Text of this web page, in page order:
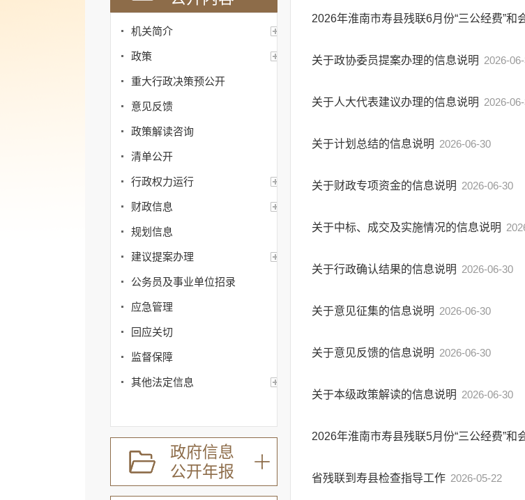
机关简介
政策
重大行政决策预公开
意见反馈
政策解读咨询
清单公开
行政权力运行
财政信息
规划信息
建议提案办理
公务员及事业单位招录
应急管理
回应关切
监督保障
其他法定信息
政府信息
公开年报
2026年淮南市寿县残联6月份“三公经费”和
关于政协委员提案办理的信息说明 2026-
关于人大代表建议办理的信息说明 2026-
关于计划总结的信息说明 2026-06-30
关于财政专项资金的信息说明 2026-06-30
关于中标、成交及实施情况的信息说明
关于行政确认结果的信息说明 2026-06-30
关于意见征集的信息说明 2026-06-30
关于意见反馈的信息说明 2026-06-30
关于本级政策解读的信息说明 2026-06-30
2026年淮南市寿县残联5月份“三公经费”和
省残联到寿县检查指导工作 2026-05-22